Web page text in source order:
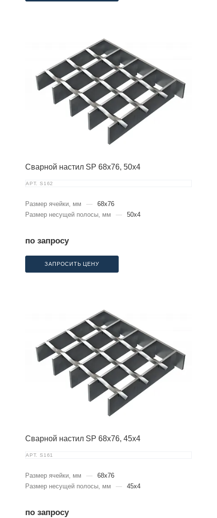
Сварной настил SP 68х76, 50х4
АРТ. S162
Размер ячейки, мм —
68x76
Размер несущей полосы, мм
— 50x4
по запросу
ЗАПРОСИТЬ ЦЕНУ
Сварной настил SP 68х76, 45х4
АРТ. S161
Размер ячейки, мм —
68x76
Размер несущей полосы, мм
— 45x4
по запросу